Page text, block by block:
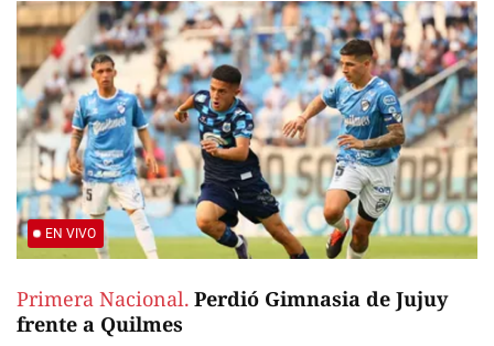
EN VIVO
Primera Nacional. Perdió Gimnasia de Jujuy
frente a Quilmes